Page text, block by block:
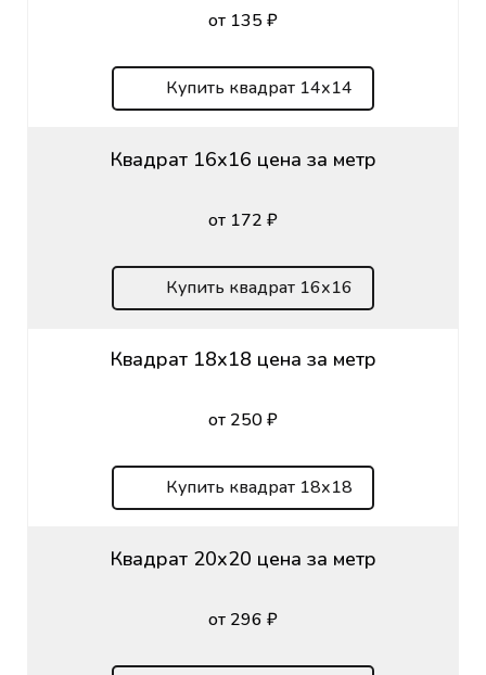
от 135 ₽
Купить квадрат 14х14
Квадрат 16х16 цена за метр
от 172 ₽
Купить квадрат 16х16
Квадрат 18х18 цена за метр
от 250 ₽
Купить квадрат 18х18
Квадрат 20х20 цена за метр
от 296 ₽